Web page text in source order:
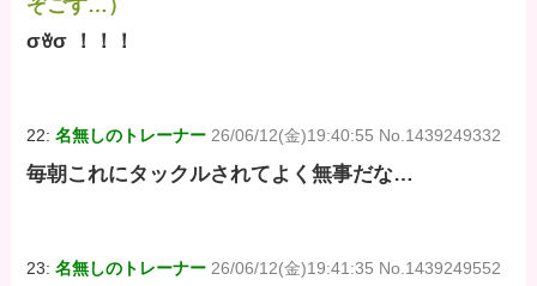
ぞごす…）
σꈊσ ！！！
22:名無しのトレーナー 26/06/12(金)19:40:55 No.1439249332
毎朝これにタックルされてよく無事だな…
23:名無しのトレーナー 26/06/12(金)19:41:35 No.1439249552